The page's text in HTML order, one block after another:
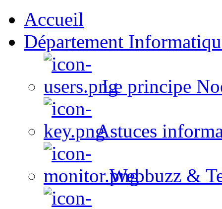
Accueil
Département
Le principe
Astuces
Webbuzz &